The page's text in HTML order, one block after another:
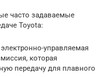
часто задаваемые
Toyota:
управляемая
которая
передачу для плавного